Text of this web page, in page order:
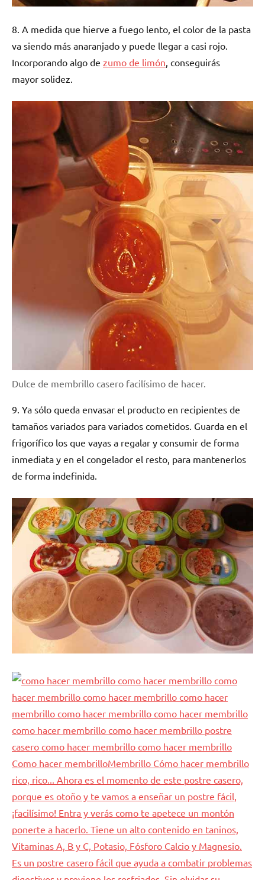
8. A medida que hierve a fuego lento, el color de la pasta
va siendo más anaranjado y puede llegar a casi rojo.
Incorporando algo de zumo de limón, conseguirás
mayor solidez.
Dulce de membrillo casero facilísimo de hacer.
9. Ya sólo queda envasar el producto en recipientes de
tamaños variados para variados cometidos. Guarda en el
frigorífico los que vayas a regalar y consumir de forma
inmediata y en el congelador el resto, para mantenerlos
de forma indefinida.